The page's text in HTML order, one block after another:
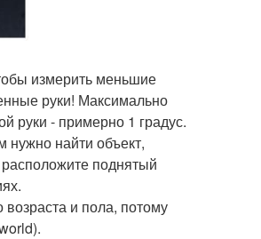
измерить меньшие
руки! Максимально
руки - примерно 1 градус.
найти объект,
поднятый
и пола, потому